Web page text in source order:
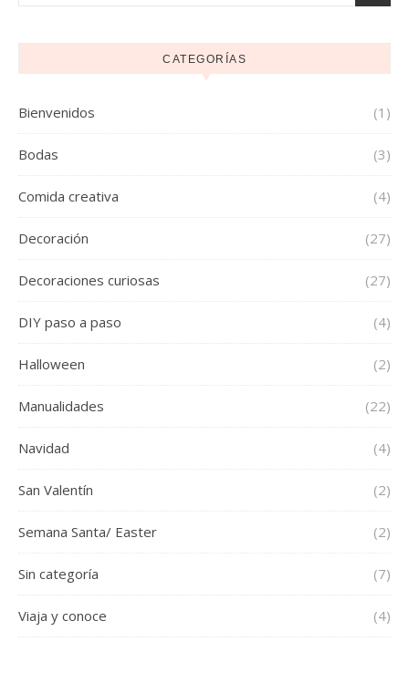
CATEGORÍAS
Bienvenidos (1)
Bodas (3)
Comida creativa (4)
Decoración (27)
Decoraciones curiosas (27)
DIY paso a paso (4)
Halloween (2)
Manualidades (22)
Navidad (4)
San Valentín (2)
Semana Santa/ Easter (2)
Sin categoría (7)
Viaja y conoce (4)